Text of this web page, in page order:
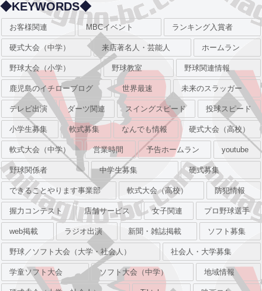
◆KEYWORDS◆
お客様関連 MBCイベント ランキング入賞者
硬式大会（中学） 来店著名人・芸能人 ホームラン
野球大会（小学） 野球教室 野球関連情報
鹿児島のイチローブログ 世界最速 未来のスラッガー
テレビ出演 ダーツ関連 スイングスピード 投球スピード
小学生募集 軟式募集 なんでも情報 硬式大会（高校）
軟式大会（中学） 営業時間 予告ホームラン youtube
野球関係者 中学生募集 硬式募集
できることやります事業部 軟式大会（高校） 防犯情報
握力コンテスト 店舗サービス 女子関連 プロ野球選手
web掲載 ラジオ出演 新聞・雑誌掲載 ソフト募集
野球／ソフト大会（大学・社会人） 社会人・大学募集
学童ソフト大会 ソフト大会（中学） 地域情報